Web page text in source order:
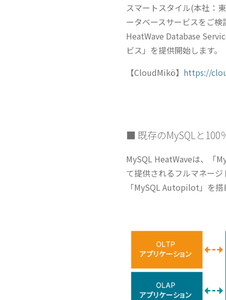
スマートスタイル(本社：
ータベースサービスをご
HeatWave Database
ビス」を提供開始します。
【CloudMikö】 https://
■ 既存のMySQLと100
MySQL HeatWaveは、「
て提供されるフルマネー
「MySQL Autopilot」を